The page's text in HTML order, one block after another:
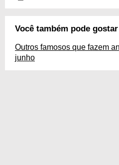
Você também pode gostar
Outros famosos que fazem
junho